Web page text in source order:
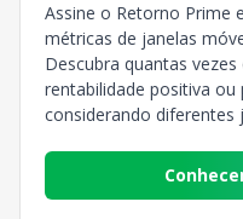
Assine o Retorno Prime
métricas de janelas
Descubra quantas
rentabilidade positiva
considerando diferentes